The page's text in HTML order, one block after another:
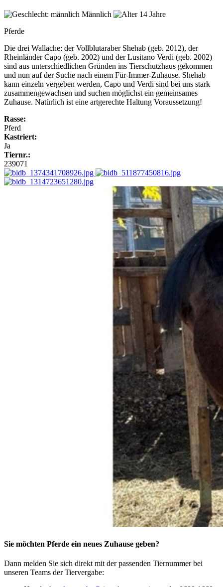
Männlich
14 Jahre
Pferde
Die drei Wallache: der Vollblutaraber Shehab (geb. 2012), der
Rheinländer Capo (geb. 2002) und der Lusitano Verdi (geb. 2002)
sind aus unterschiedlichen Gründen ins Tierschutzhaus gekommen
und nun auf der Suche nach einem Für-Immer-Zuhause. Shehab
kann einzeln vergeben werden, Capo und Verdi sind bei uns stark
zusammengewachsen und suchen möglichst ein gemeinsames
Zuhause. Natürlich ist eine artgerechte Haltung Voraussetzung!
Rasse:
Pferd
Kastriert:
Ja
Tiernr.:
239071
Sie möchten Pferde ein neues Zuhause geben?
Dann melden Sie sich direkt mit der passenden Tiernummer bei
unseren Teams der Tiervergabe: